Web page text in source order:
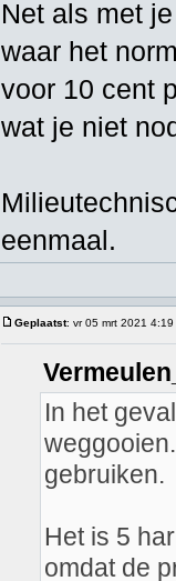
Net als met
waar het
voor 10 cent
wat je niet
eenmaal.
Geplaatst: vr 05 mrt 2021 4:19
In het
gebruiken.
Het is 5
omdat de